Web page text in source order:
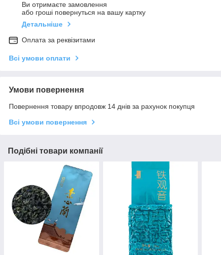
Ви отримаєте замовлення
або гроші повернуться на вашу картку
Детальніше
Оплата за реквізитами
Всі умови оплати
Умови повернення
Повернення товару впродовж 14 днів за рахунок покупця
Всі умови повернення
Подібні товари компанії